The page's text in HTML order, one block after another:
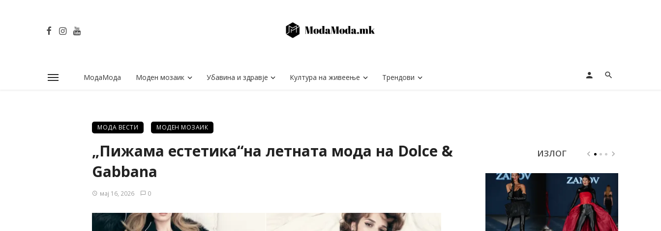
МодаМода Моден мозаик Убавина и здравје Култура на живеење Трендови
МОДА ВЕСТИ МОДЕН МОЗАИК
„Пижама естетика“на летната мода на Dolce &
Gabbana
мај 16, 2026 0
ИЗЛОГ